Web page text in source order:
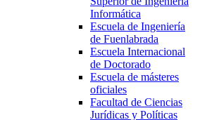
Informática
Escuela de Ingeniería
de Fuenlabrada
Escuela Internacional
de Doctorado
Escuela de másteres
oficiales
Facultad de Ciencias
Jurídicas y Políticas